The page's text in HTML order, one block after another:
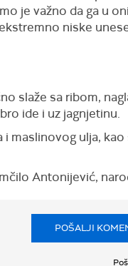
je važno da ga u
niske
slaže sa ribom,
ide i uz jagnjetinu.
maslinovog ulja, kao
Antonijević,
POŠALJI